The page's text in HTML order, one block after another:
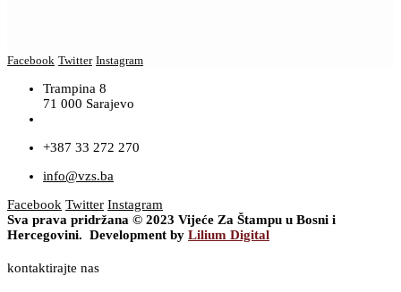
Facebook Twitter Instagram
Trampina 8
71 000 Sarajevo
+387 33 272 270
info@vzs.ba
Facebook Twitter Instagram
Sva prava pridržana © 2023 Vijeće Za Štampu u Bosni i
Hercegovini. Development by Lilium Digital
kontaktirajte nas